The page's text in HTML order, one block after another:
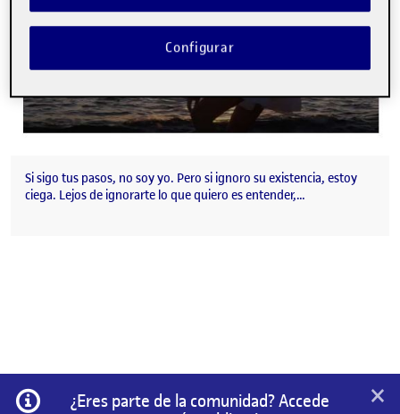
Si sigo tus pasos, no soy yo. Pero si ignoro su existencia, estoy
ciega. Lejos de ignorarte lo que quiero es entender,…
Información
¿Eres parte de la comunidad? Accede
×
Configurar